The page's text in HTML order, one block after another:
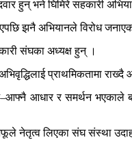
हुन् भने घिमिरे सहकारी
झनै अभियानले विरोध
संघका अध्यक्ष हुन् ।
प्राथमिकतामा राख्दै
आधार र समर्थन भएकाले
नेतृत्व लिएका संघ संस्था